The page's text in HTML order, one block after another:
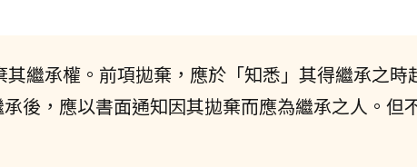
繼承權。前項拋棄，應於「知悉」其得繼承之時
後，應以書面通知因其拋棄而應為繼承之人。但